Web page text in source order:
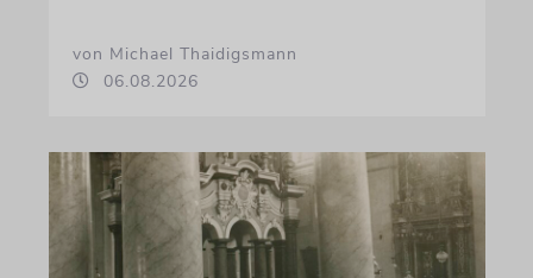
von Michael Thaidigsmann
06.08.2026